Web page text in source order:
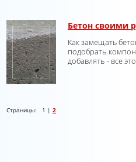
Бетон своими
Как замещать
подобрать
добавлять - все
Страницы: 1 | 2